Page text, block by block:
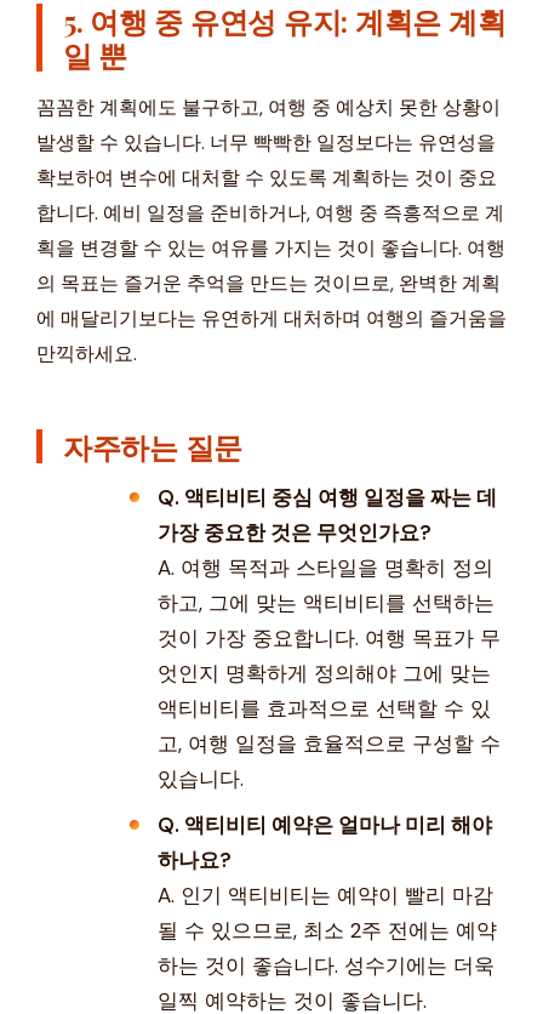
5. 여행 중 유연성 유지: 계획은 계획
일 뿐
꼼꼼한 계획에도 불구하고, 여행 중 예상치 못한 상황이
발생할 수 있습니다. 너무 빡빡한 일정보다는 유연성을
확보하여 변수에 대처할 수 있도록 계획하는 것이 중요
합니다. 예비 일정을 준비하거나, 여행 중 즉흥적으로 계
획을 변경할 수 있는 여유를 가지는 것이 좋습니다. 여행
의 목표는 즐거운 추억을 만드는 것이므로, 완벽한 계획
에 매달리기보다는 유연하게 대처하며 여행의 즐거움을
만끽하세요.
자주하는 질문
Q. 액티비티 중심 여행 일정을 짜는 데
가장 중요한 것은 무엇인가요?
A. 여행 목적과 스타일을 명확히 정의
하고, 그에 맞는 액티비티를 선택하는
것이 가장 중요합니다. 여행 목표가 무
엇인지 명확하게 정의해야 그에 맞는
액티비티를 효과적으로 선택할 수 있
고, 여행 일정을 효율적으로 구성할 수
있습니다.
Q. 액티비티 예약은 얼마나 미리 해야
하나요?
A. 인기 액티비티는 예약이 빨리 마감
될 수 있으므로, 최소 2주 전에는 예약
하는 것이 좋습니다. 성수기에는 더욱
일찍 예약하는 것이 좋습니다.